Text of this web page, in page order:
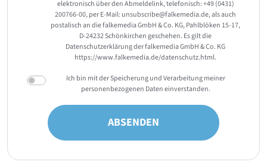
elektronisch über den Abmeldelink, telefonisch: +49 (0431)
200766-00, per E-Mail: unsubscribe@falkemedia.de, als auch
postalisch an die falkemedia GmbH & Co. KG, Pahlblöken 15-17,
D-24232 Schönkirchen geschehen. Es gilt die
Datenschutzerklärung der falkemedia GmbH & Co. KG
https://www.falkemedia.de/datenschutz.html.
Ich bin mit der Speicherung und Verarbeitung meiner
personenbezogenen Daten einverstanden.
ABSENDEN